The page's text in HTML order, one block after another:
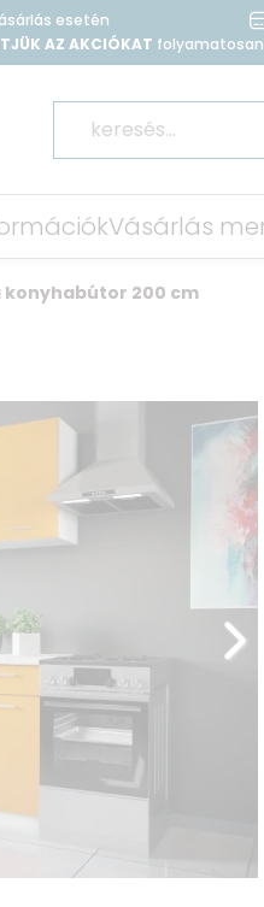
esetén
AZ AKCIÓKAT
Vásárlás
200 cm